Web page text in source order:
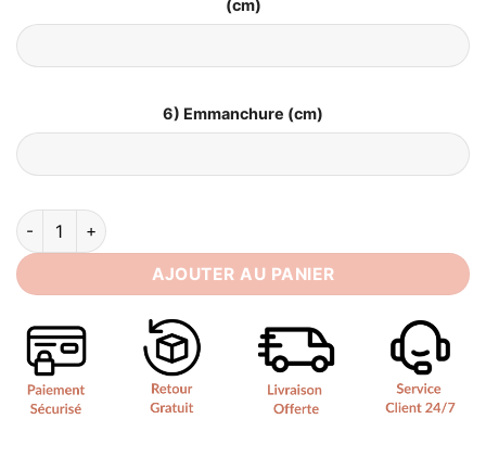
(cm)
6) Emmanchure (cm)
quantité de Robe Mariée de Princesse
AJOUTER AU PANIER